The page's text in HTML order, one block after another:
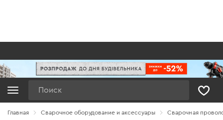
Главная Сварочное оборудование и аксессуары Сварочная